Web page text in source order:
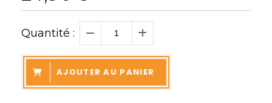
Quantité :
AJOUTER AU PANIER